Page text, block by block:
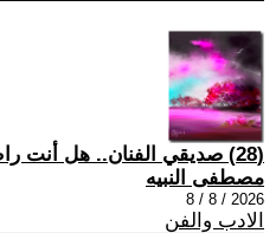
(28) صديقي الفنان.. هل أنت راضٍ عن نفسك؟
مصطفى النبيه
2026 / 8 / 8
الادب والفن